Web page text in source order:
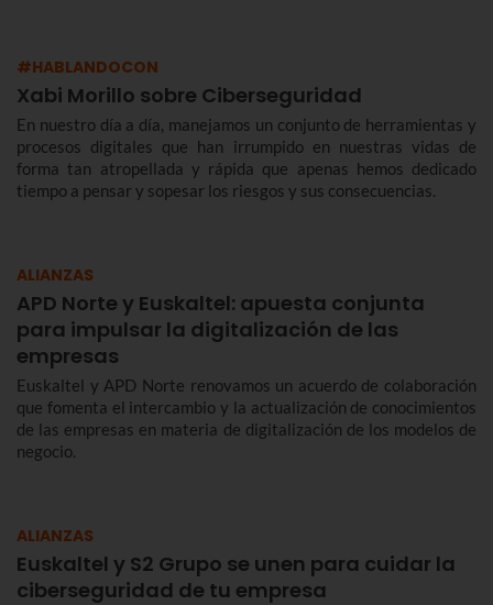
#HABLANDOCON
Xabi Morillo sobre Ciberseguridad
En nuestro día a día, manejamos un conjunto de herramientas y
procesos digitales que han irrumpido en nuestras vidas de
forma tan atropellada y rápida que apenas hemos dedicado
tiempo a pensar y sopesar los riesgos y sus consecuencias.
ALIANZAS
APD Norte y Euskaltel: apuesta conjunta
para impulsar la digitalización de las
empresas
Euskaltel y APD Norte renovamos un acuerdo de colaboración
que fomenta el intercambio y la actualización de conocimientos
de las empresas en materia de digitalización de los modelos de
negocio.
ALIANZAS
Euskaltel y S2 Grupo se unen para cuidar la
ciberseguridad de tu empresa